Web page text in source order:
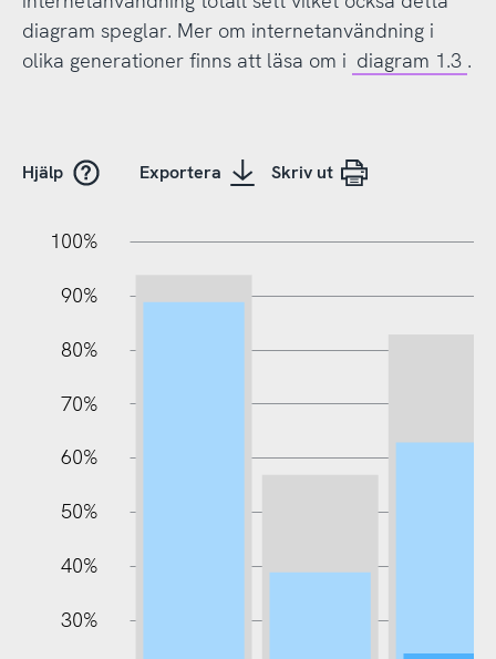
diagram speglar. Mer om internetanvändning i
olika generationer finns att läsa om i diagram 1.3 .
Hjälp Exportera Skriv ut
100%
30%
40%
50%
60%
70%
80%
90%
100%